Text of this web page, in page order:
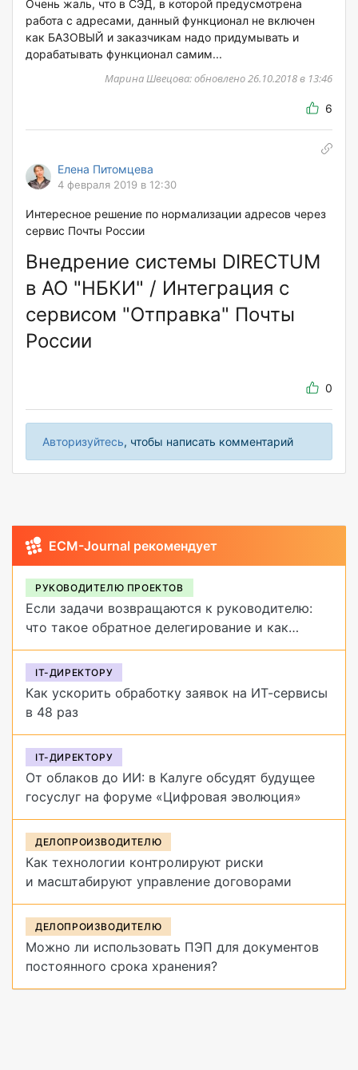
Очень жаль, что в СЭД, в которой предусмотрена
работа с адресами, данный функционал не включен
как БАЗОВЫЙ и заказчикам надо придумывать и
дорабатывать функционал самим...
Марина Швецова: обновлено 26.10.2018 в 13:46
6
Елена Питомцева
4 февраля 2019 в 12:30
Интересное решение по нормализации адресов через
сервис Почты России
Внедрение системы DIRECTUM
в АО "НБКИ" / Интеграция с
сервисом "Отправка" Почты
России
0
Авторизуйтесь, чтобы написать комментарий
ECM-Journal рекомендует
РУКОВОДИТЕЛЮ ПРОЕКТОВ
Если задачи возвращаются к руководителю:
что такое обратное делегирование и как
от него избавиться
IT-ДИРЕКТОРУ
Как ускорить обработку заявок на ИТ-сервисы
в 48 раз
IT-ДИРЕКТОРУ
От облаков до ИИ: в Калуге обсудят будущее
госуслуг на форуме «Цифровая эволюция»
ДЕЛОПРОИЗВОДИТЕЛЮ
Как технологии контролируют риски
и масштабируют управление договорами
ДЕЛОПРОИЗВОДИТЕЛЮ
Можно ли использовать ПЭП для документов
постоянного срока хранения?